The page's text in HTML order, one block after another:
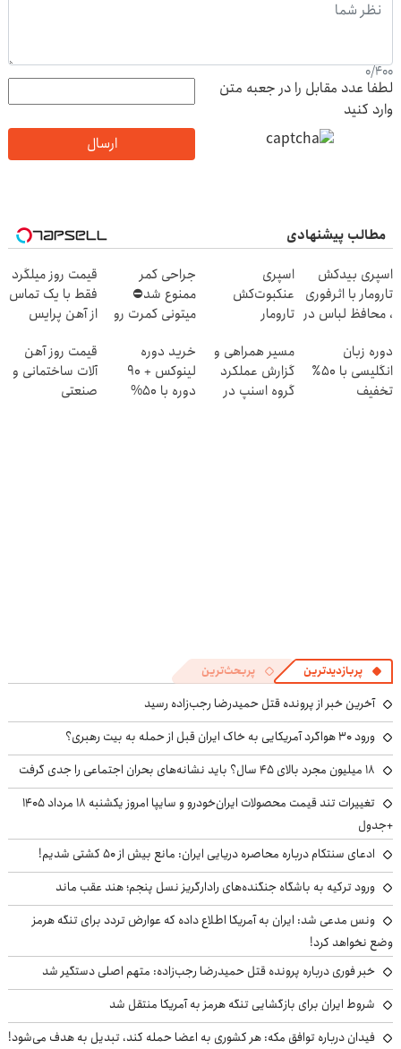
0/400
لطفا عدد مقابل را در جعبه متن
وارد کنید
ارسال
مطالب پیشنهادی
اسپری بیدکش
تارومار با اثرفوری
، محافظ لباس در
اسپری
عنکبوت‌‌کش
تارومار
عنکبوت
جراحی کمر
ممنوع شد⛔
میتونی کمرت رو
کنی! 👈🏻
پرسش‌نامه
قیمت روز میلگرد
فقط با یک تماس
از آهن پرایس
دوره زبان
انگلیسی با ۵۰٪
تخفیف
مسیر همراهی و
گزارش عملکرد
گروه اسنپ در
خرید دوره
لینوکس + 90
دوره با 50%
قیمت روز آهن
آلات ساختمانی و
صنعتی
پربازدیدترین پربحث‌ترین
آخرین خبر از پرونده قتل حمیدرضا رجب‌زاده رسید
ورود ۳۰ هواگرد آمریکایی به خاک ایران قبل از حمله به بیت رهبری؟
۱۸ میلیون مجرد بالای ۴۵ سال؟ باید نشانه‌های بحران اجتماعی را جدی گرفت
تغییرات تند قیمت محصولات ایران‌خودرو و سایپا امروز یکشنبه ۱۸ مرداد ۱۴۰۵
+جدول
ادعای سنتکام درباره محاصره دریایی ایران: مانع بیش از ۵۰ کشتی شدیم!
ورود ترکیه به باشگاه جنگنده‌های رادارگریز نسل پنجم؛ هند عقب ماند
ونس مدعی شد: ایران به آمریکا اطلاع داده که عوارض تردد برای تنگه هرمز
وضع نخواهد کرد!
خبر فوری درباره پرونده قتل حمیدرضا رجب‌زاده: متهم اصلی دستگیر شد
شروط ایران برای بازگشایی تنگه هرمز به آمریکا منتقل شد
فیدان درباره توافق مکه: هر کشوری به اعضا حمله کند، تبدیل به هدف می‌شود!